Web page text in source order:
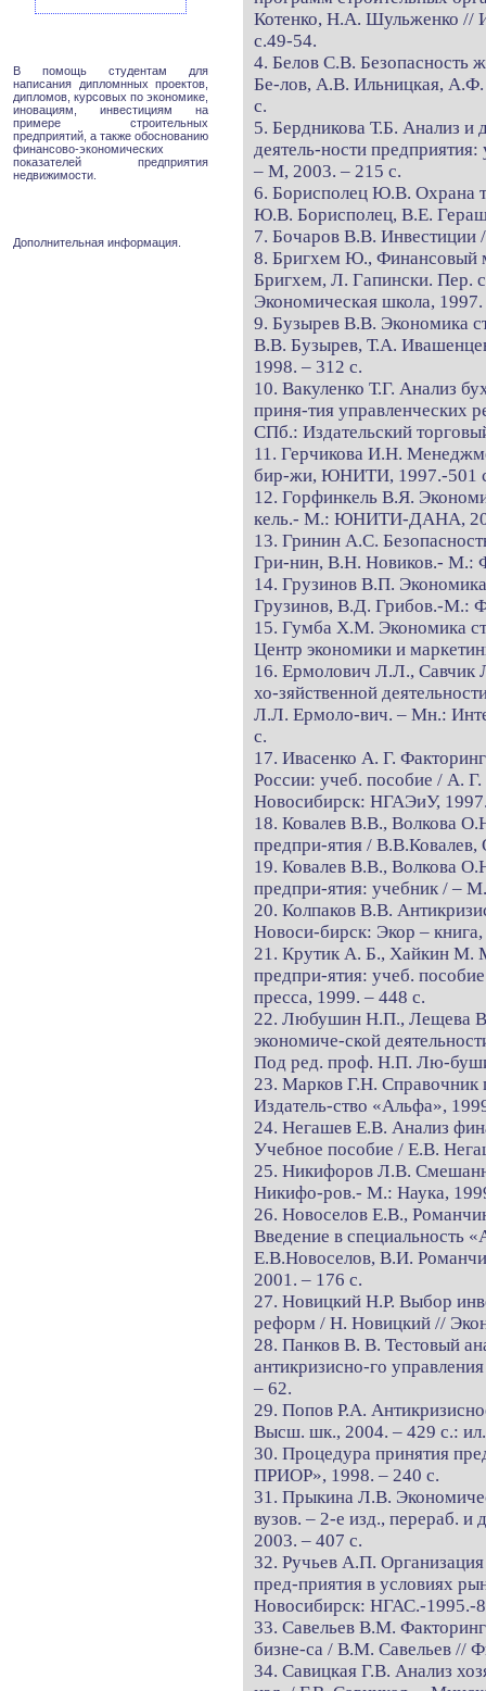
В помощь студентам для
написания дипломнных проектов,
дипломов, курсовых по экономике,
иновациям, инвестициям на
примере строительных
предприятий, а также обоснованию
финансово-экономических
показателей предприятия
недвижимости.
Дополнительная информация.
Котенко, Н.А. Шульженко //
с.49-54.
4. Белов С.В. Безопасность
Бе-лов, А.В. Ильницкая,
с.
5. Бердникова Т.Б. Анализ и
деятель-ности
– М, 2003. – 215 с.
6. Борисполец Ю.В. Охрана
Ю.В. Борисполец, В.Е.
7. Бочаров В.В.
8. Бригхем Ю., Финансовый
Бригхем, Л. Гапински. Пер.
Экономическая школа,
9. Бузырев В.В. Экономика
В.В. Бузырев, Т.А.
1998. – 312 с.
10. Вакуленко Т.Г. Анализ
приня-тия управленческих
СПб.: Издательский
11. Герчикова И.Н.
бир-жи, ЮНИТИ, 1997.-501
12. Горфинкель В.Я.
кель.- М.: ЮНИТИ-ДАНА,
13. Гринин А.С.
Гри-нин, В.Н. Новиков.- М.:
14. Грузинов В.П.
Грузинов, В.Д. Грибов.-М.:
15. Гумба Х.М. Экономика
Центр экономики и
16. Ермолович Л.Л., Савчик
хо-зяйственной
Л.Л. Ермоло-вич. – Мн.:
с.
17. Ивасенко А. Г.
России: учеб. пособие / А.
Новосибирск: НГАЭиУ,
18. Ковалев В.В., Волкова
предпри-ятия /
19. Ковалев В.В., Волкова
предпри-ятия: учебник / –
20. Колпаков В.В.
Новоси-бирск: Экор –
21. Крутик А. Б., Хайкин М.
предпри-ятия: учеб.
пресса, 1999. – 448 с.
22. Любушин Н.П., Лещева
экономиче-ской
Под ред. проф. Н.П. Лю-
23. Марков Г.Н.
Издатель-ство «Альфа»,
24. Негашев Е.В. Анализ
Учебное пособие / Е.В.
25. Никифоров Л.В.
Никифо-ров.- М.: Наука,
26. Новоселов Е.В.,
Введение в специальность
Е.В.Новоселов, В.И.
2001. – 176 с.
27. Новицкий Н.Р. Выбор
реформ / Н. Новицкий //
28. Панков В. В. Тестовый
антикризисно-го
– 62.
29. Попов Р.А.
Высш. шк., 2004. – 429 с.: ил.
30. Процедура принятия
ПРИОР», 1998. – 240 с.
31. Прыкина Л.В.
вузов. – 2-е изд.,
2003. – 407 с.
32. Ручьев А.П. Организация
пред-приятия в условиях
Новосибирск: НГАС.-1995.-
33. Савельев В.М.
бизне-са / В.М. Савельев //
34. Савицкая Г.В. Анализ